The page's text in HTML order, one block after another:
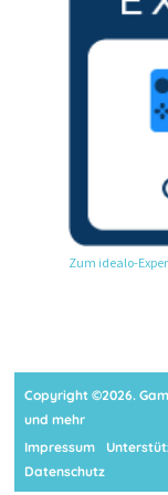
Zum idealo-
Copyright ©2026.
und mehr
Impressum
Datenschutz